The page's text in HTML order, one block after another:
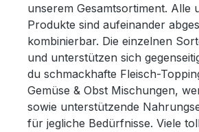
unserem Gesamtsortiment. Alle
Produkte sind aufeinander
kombinierbar. Die einzelnen
und unterstützen sich
du schmackhafte Fleisch-
Gemüse & Obst Mischungen,
sowie unterstützende
für jegliche Bedürfnisse. Viele